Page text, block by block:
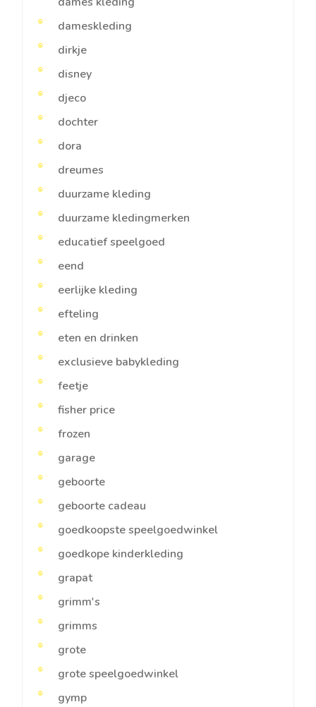
dameskleding
dirkje
disney
djeco
dochter
dora
dreumes
duurzame kleding
duurzame kledingmerken
educatief speelgoed
eend
eerlijke kleding
efteling
eten en drinken
exclusieve babykleding
feetje
fisher price
frozen
garage
geboorte
geboorte cadeau
goedkoopste speelgoedwinkel
goedkope kinderkleding
grapat
grimm's
grimms
grote
grote speelgoedwinkel
gymp